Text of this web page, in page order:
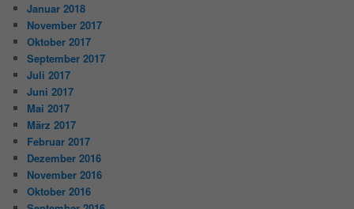
Januar 2018
November 2017
Oktober 2017
September 2017
Juli 2017
Juni 2017
Mai 2017
März 2017
Februar 2017
Dezember 2016
November 2016
Oktober 2016